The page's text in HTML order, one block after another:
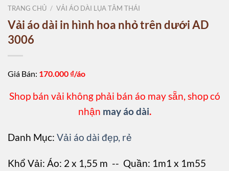
TRANG CHỦ / VẢI ÁO DÀI LỤA TẰM THÁI
Vải áo dài in hình hoa nhỏ trên dưới AD
3006
Giá Bán: 170.000 ₫/áo
Shop bán vải không phải bán áo may sẵn, shop có
nhận may áo dài.
Danh Mục: Vải áo dài đẹp, rẻ
Khổ Vải: Áo: 2 x 1,55 m -- Quần: 1m1 x 1m55